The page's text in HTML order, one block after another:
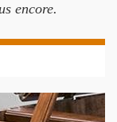
encore.